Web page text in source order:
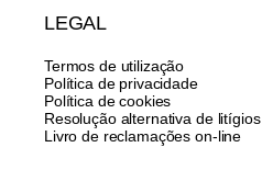
LEGAL
Termos de utilização
Política de privacidade
Política de cookies
Resolução alternativa de litígios
Livro de reclamações on-line